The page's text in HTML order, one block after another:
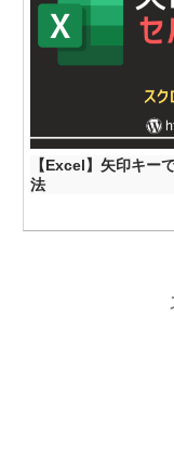
【Excel】矢印キー
法